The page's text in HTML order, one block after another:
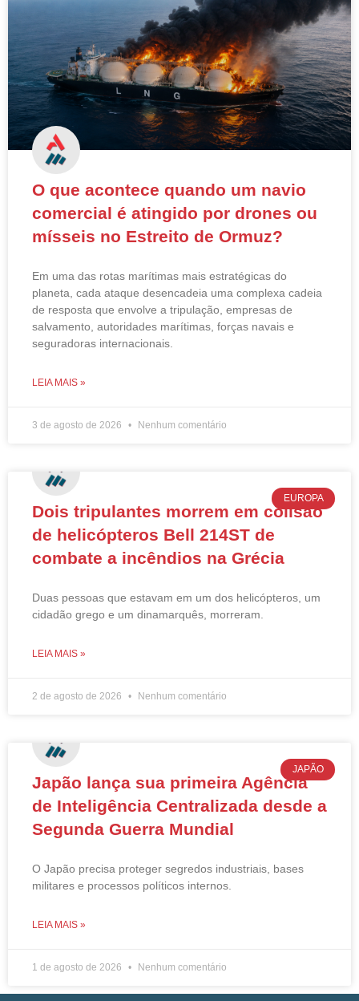
O que acontece quando um navio
comercial é atingido por drones ou
mísseis no Estreito de Ormuz?
Em uma das rotas marítimas mais estratégicas do
planeta, cada ataque desencadeia uma complexa cadeia
de resposta que envolve a tripulação, empresas de
salvamento, autoridades marítimas, forças navais e
seguradoras internacionais.
LEIA MAIS »
3 de agosto de 2026 Nenhum comentário
EUROPA
Dois tripulantes morrem em colisão
de helicópteros Bell 214ST de
combate a incêndios na Grécia
Duas pessoas que estavam em um dos helicópteros, um
cidadão grego e um dinamarquês, morreram.
LEIA MAIS »
2 de agosto de 2026 Nenhum comentário
JAPÃO
Japão lança sua primeira Agência
de Inteligência Centralizada desde a
Segunda Guerra Mundial
O Japão precisa proteger segredos industriais, bases
militares e processos políticos internos.
LEIA MAIS »
1 de agosto de 2026 Nenhum comentário